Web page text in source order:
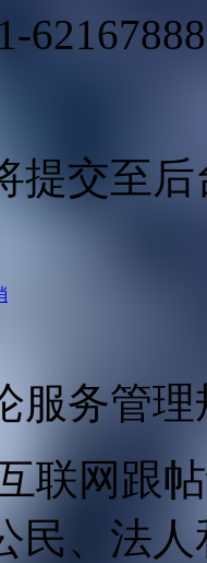
62167888
提交至
服务管理
联网跟
民、法